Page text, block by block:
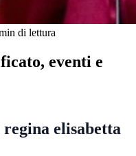
di lettura
eventi e
elisabetta